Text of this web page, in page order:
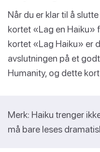
Når du er klar til å
kortet «Lag en Haiku»
kortet «Lag Haiku» er
avslutningen på et
Humanity, og dette
Merk: Haiku trenger
må bare leses